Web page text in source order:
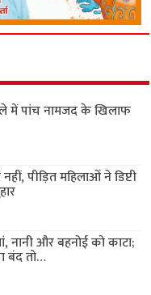
में पांच नामजद के खिलाफ
पीड़ित महिलाओं ने डिप्टी
और बहनोई को काटा;
बंद तो…